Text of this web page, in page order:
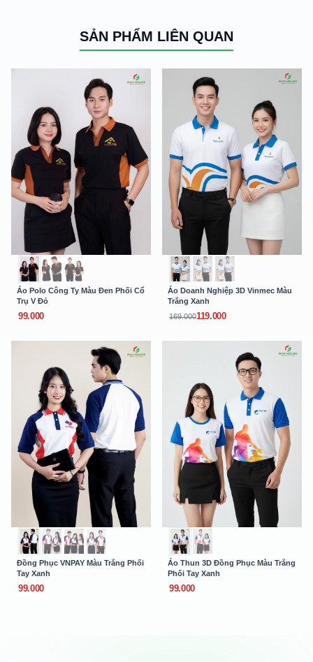
SẢN PHẨM LIÊN QUAN
Áo Polo Công Ty Màu Đen Phối Cổ
Trụ V Đỏ
99.000
Áo Doanh Nghiệp 3D Vinmec Màu
Trắng Xanh
169.000119.000
Đồng Phục VNPAY Màu Trắng Phối
Tay Xanh
99.000
Áo Thun 3D Đồng Phục Màu Trắng
Phối Tay Xanh
99.000